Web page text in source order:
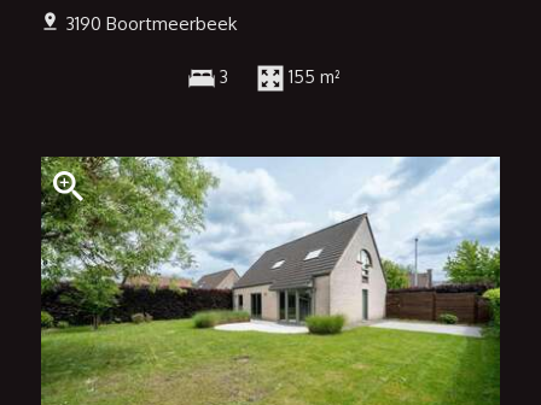
3190 Boortmeerbeek
3 155 m²